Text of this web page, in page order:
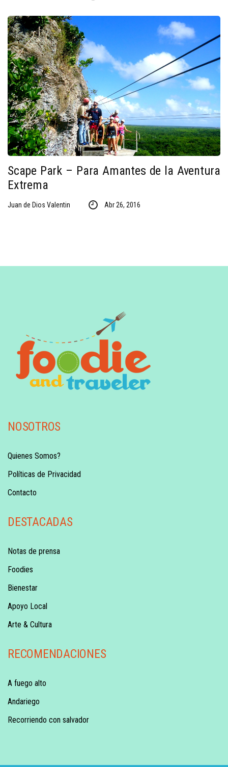
Scape Park – Para Amantes de la Aventura
Extrema
Juan de Dios Valentin Abr 26, 2016
NOSOTROS
Quienes Somos?
Políticas de Privacidad
Contacto
DESTACADAS
Notas de prensa
Foodies
Bienestar
Apoyo Local
Arte & Cultura
RECOMENDACIONES
A fuego alto
Andariego
Recorriendo con salvador